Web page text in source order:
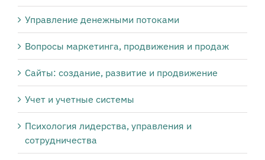
Управление денежными потоками
Вопросы маркетинга, продвижения и продаж
Сайты: создание, развитие и продвижение
Учет и учетные системы
Психология лидерства, управления и
сотрудничества